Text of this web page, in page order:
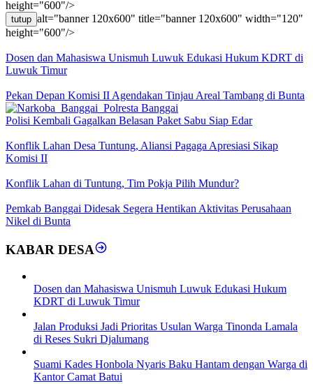
height="600"/>
tutup alt="banner 120x600" title="banner 120x600" width="120"
height="600"/>
Dosen dan Mahasiswa Unismuh Luwuk Edukasi Hukum KDRT di
Luwuk Timur
Pekan Depan Komisi II Agendakan Tinjau Areal Tambang di Bunta
Polisi Kembali Gagalkan Belasan Paket Sabu Siap Edar
Konflik Lahan Desa Tuntung, Aliansi Pagaga Apresiasi Sikap
Komisi II
Konflik Lahan di Tuntung, Tim Pokja Pilih Mundur?
Pemkab Banggai Didesak Segera Hentikan Aktivitas Perusahaan
Nikel di Bunta
KABAR DESA
Dosen dan Mahasiswa Unismuh Luwuk Edukasi Hukum
KDRT di Luwuk Timur
Jalan Produksi Jadi Prioritas Usulan Warga Tinonda Lamala
di Reses Sukri Djalumang
Suami Kades Honbola Nyaris Baku Hantam dengan Warga di
Kantor Camat Batui